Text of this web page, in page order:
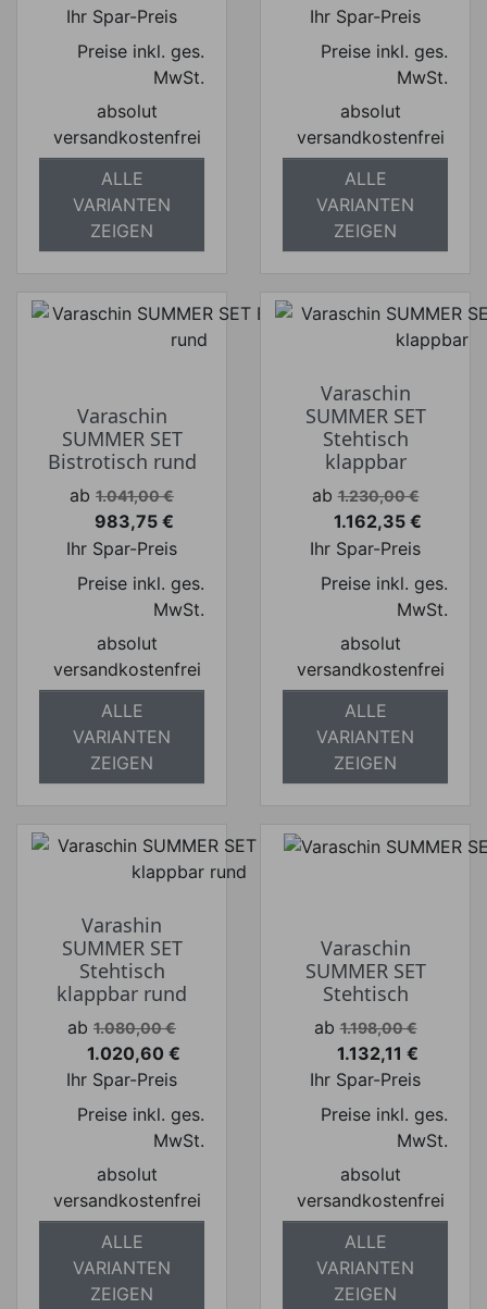
Ihr Spar-Preis
Preise inkl. ges.
MwSt.
absolut
versandkostenfrei
ALLE
VARIANTEN
ZEIGEN
Ihr Spar-Preis
Preise inkl. ges.
MwSt.
absolut
versandkostenfrei
ALLE
VARIANTEN
ZEIGEN
Varaschin
SUMMER SET
Bistrotisch rund
Verkaufspreis
ab 1.041,00 €
Preis
983,75 €
Ihr Spar-Preis
Preise inkl. ges.
MwSt.
absolut
versandkostenfrei
ALLE
VARIANTEN
ZEIGEN
Varaschin
SUMMER SET
Stehtisch
klappbar
Verkaufspreis
ab 1.230,00 €
Preis
1.162,35 €
Ihr Spar-Preis
Preise inkl. ges.
MwSt.
absolut
versandkostenfrei
ALLE
VARIANTEN
ZEIGEN
Varashin
SUMMER SET
Stehtisch
klappbar rund
Verkaufspreis
ab 1.080,00 €
Preis
1.020,60 €
Ihr Spar-Preis
Preise inkl. ges.
MwSt.
absolut
versandkostenfrei
ALLE
VARIANTEN
ZEIGEN
Varaschin
SUMMER SET
Stehtisch
Verkaufspreis
ab 1.198,00 €
Preis
1.132,11 €
Ihr Spar-Preis
Preise inkl. ges.
MwSt.
absolut
versandkostenfrei
ALLE
VARIANTEN
ZEIGEN